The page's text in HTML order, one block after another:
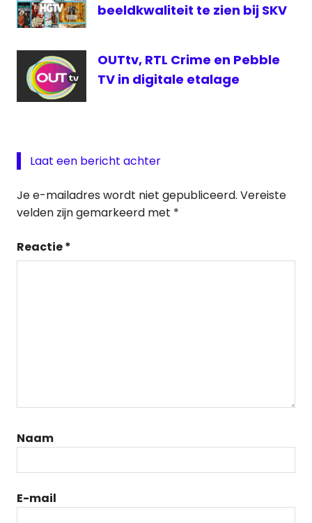
beeldkwaliteit te zien bij SKV
OUTtv, RTL Crime en Pebble
TV in digitale etalage
Laat een bericht achter
Je e-mailadres wordt niet gepubliceerd. Vereiste
velden zijn gemarkeerd met *
Reactie*
Naam
E-mail